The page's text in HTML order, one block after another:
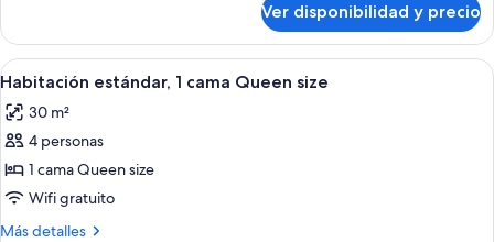
Ocean
View
(2
Queen
Beds)
Room
with
Ocean
(2
Queen
Ver disponibilidad y precio
Ver
todas
las
fotos
de
Habitación
estándar,
Habitación de hotel con una cama
5
Habitación estándar, 1 cama Queen size
30 m²
4 personas
1 cama Queen size
Wifi gratuito
Más detalles
Más